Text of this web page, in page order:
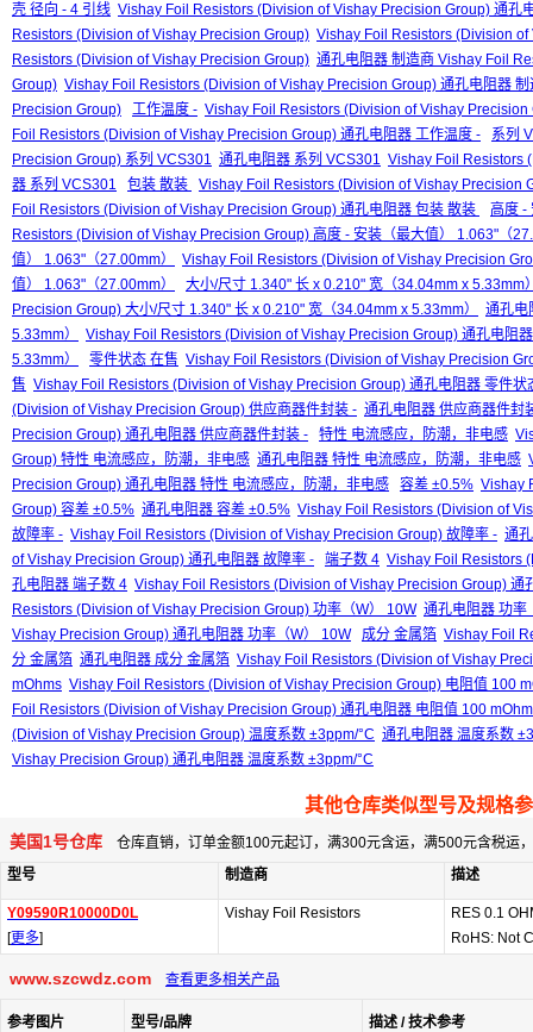
壳 径向 - 4 引线 Vishay Foil Resistors (Division of Vishay Precision Group) 通孔
Resistors (Division of Vishay Precision Group) Vishay Foil Resistors (Division
Resistors (Division of Vishay Precision Group) 通孔电阻器 制造商 Vishay Foil
Group) Vishay Foil Resistors (Division of Vishay Precision Group) 通孔电阻器
Precision Group)
工作温度 - Vishay Foil Resistors (Division of Vishay Precision
Foil Resistors (Division of Vishay Precision Group) 通孔电阻器 工作温度 -
系列
Precision Group) 系列 VCS301 通孔电阻器 系列 VCS301 Vishay Foil Resistors
器 系列 VCS301
包装 散装
Vishay Foil Resistors (Division of Vishay Precision
Foil Resistors (Division of Vishay Precision Group) 通孔电阻器 包装 散装
高度 -
Resistors (Division of Vishay Precision Group) 高度 - 安装（最大值） 1.063"（
值） 1.063"（27.00mm）
Vishay Foil Resistors (Division of Vishay Precision
值） 1.063"（27.00mm）
大小/尺寸 1.340" 长 x 0.210" 宽（34.04mm x 5.33mm
Precision Group) 大小/尺寸 1.340" 长 x 0.210" 宽（34.04mm x 5.33mm）
通孔电
5.33mm）
Vishay Foil Resistors (Division of Vishay Precision Group) 通孔电阻
5.33mm）
零件状态 在售 Vishay Foil Resistors (Division of Vishay Precision
售 Vishay Foil Resistors (Division of Vishay Precision Group) 通孔电阻器 零件状
(Division of Vishay Precision Group) 供应商器件封装 - 通孔电阻器 供应商器件封
Precision Group) 通孔电阻器 供应商器件封装 -
特性 电流感应，防潮，非电感
Group) 特性 电流感应，防潮，非电感 通孔电阻器 特性 电流感应，防潮，非电感
Precision Group) 通孔电阻器 特性 电流感应，防潮，非电感
容差 ±0.5% Vishay
Group) 容差 ±0.5% 通孔电阻器 容差 ±0.5% Vishay Foil Resistors (Division of
故障率 - Vishay Foil Resistors (Division of Vishay Precision Group) 故障率 - 通
of Vishay Precision Group) 通孔电阻器 故障率 -
端子数 4 Vishay Foil Resistors
孔电阻器 端子数 4 Vishay Foil Resistors (Division of Vishay Precision Group) 通
Resistors (Division of Vishay Precision Group) 功率（W） 10W 通孔电阻器 功率
Vishay Precision Group) 通孔电阻器 功率（W） 10W
成分 金属箔 Vishay Foil
分 金属箔 通孔电阻器 成分 金属箔 Vishay Foil Resistors (Division of Vishay
mOhms Vishay Foil Resistors (Division of Vishay Precision Group) 电阻值 100
Foil Resistors (Division of Vishay Precision Group) 通孔电阻器 电阻值 100
(Division of Vishay Precision Group) 温度系数 ±3ppm/°C 通孔电阻器 温度系数
Vishay Precision Group) 通孔电阻器 温度系数 ±3ppm/°C
其他仓库类似型号及规格
美国1号仓库 仓库直销，订单金额100元起订，满300元含运，满500元含税运
型号
制造商 描述
Y09590R10000D0L
[更多]
Vishay Foil Resistors
RES 0.1
RoHS: Not
www.szcwdz.com 查看更多相关产品
参考图片 型号/品牌 描述 / 技术参考